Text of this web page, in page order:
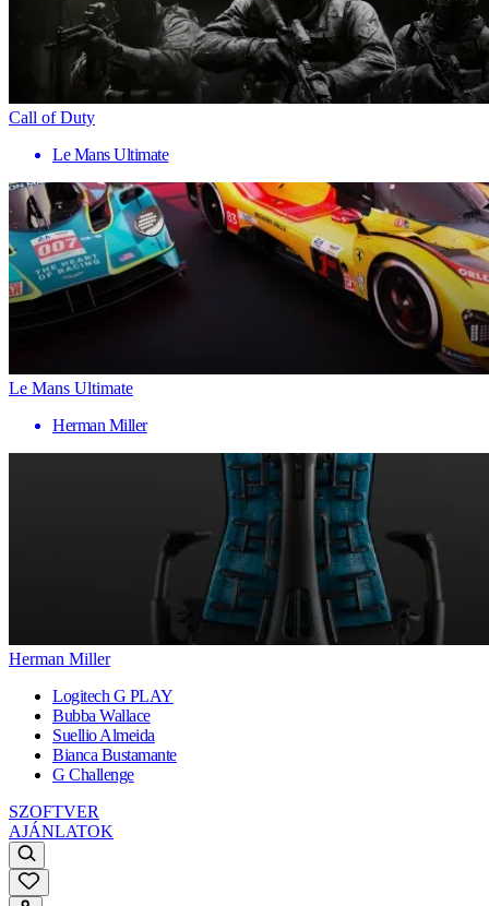
Call of Duty
Le Mans Ultimate
Le Mans Ultimate
Herman Miller
Herman Miller
Logitech G PLAY
Bubba Wallace
Suellio Almeida
Bianca Bustamante
G Challenge
SZOFTVER
AJÁNLATOK